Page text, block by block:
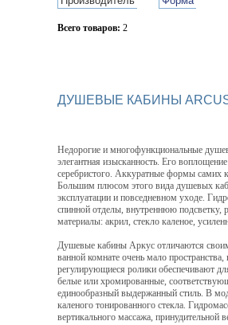
Всего товаров: 2
ДУШЕВЫЕ КАБИНЫ
Недорогие и многофункциональные
элегантная изысканность. Его
серебристого. Аккуратные формы самих
Большим плюсом этого вида душевых
эксплуатации и повседневном уходе.
спинной отделы, внутреннюю подсветку,
материалы: акрил, стекло каленое,
Душевые кабины Аркус отличаются
ванной комнате очень мало
регулирующиеся ролики обеспечивают
белые или хромированные,
единообразный выдержанный стиль. В
каленого тонированного стекла.
вертикального массажа,